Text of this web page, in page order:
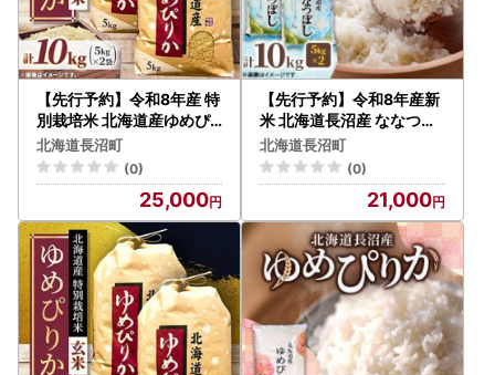
【先行予約】令和8年産 特
別栽培米 北海道産ゆめぴ
りか10kg( 5kg×2袋)玄米
! 特A 【1745552】
北海道長沼町
(0)
25,000
【先行予約】令和8年産新
米 北海道長沼産 ななつぼ
し 10kg(5kg×2) 精米 特A
【1739685】
北海道長沼町
(0)
21,000